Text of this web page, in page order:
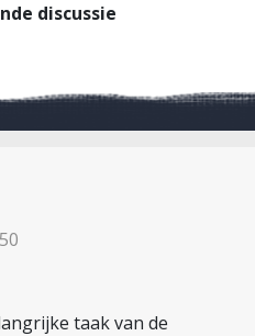
discussie
taak van de